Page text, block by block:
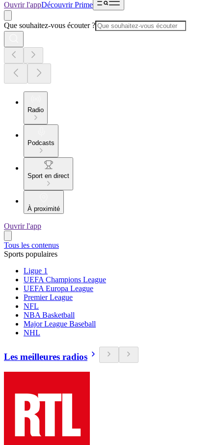
Ouvrir l'appDécouvrir Prime
Que souhaitez-vous écouter ?
Radio
Podcasts
Sport en direct
À proximité
Ouvrir l'app
Tous les contenus
Sports populaires
Ligue 1
UEFA Champions League
UEFA Europa League
Premier League
NFL
NBA Basketball
Major League Baseball
NHL
Les meilleures radios